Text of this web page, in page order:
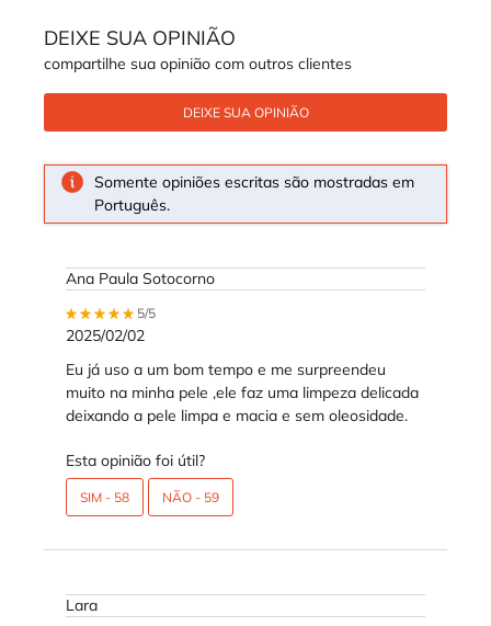
DEIXE SUA OPINIÃO
compartilhe sua opinião com outros clientes
DEIXE SUA OPINIÃO
Somente opiniões escritas são mostradas em
Português.
Ana Paula Sotocorno
5 out of 5 stars.
5/5
2025/02/02
Eu já uso a um bom tempo e me surpreendeu
muito na minha pele ,ele faz uma limpeza delicada
deixando a pele limpa e macia e sem oleosidade.
Esta opinião foi útil?
SIM - 58 NÃO - 59
Lara